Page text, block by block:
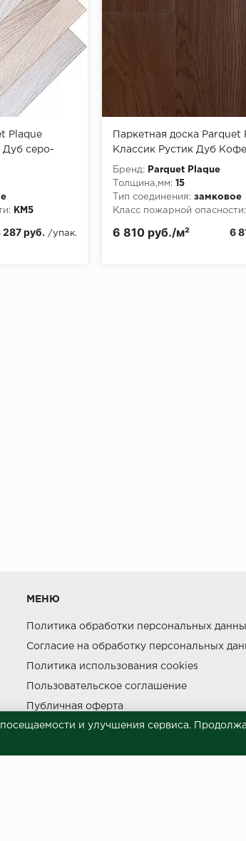
Plaque
Дуб серо-
КМ5
287 руб. /упак.
Паркетная доска Parquet
Классик Рустик Дуб Кофе
(15х150х400-2000)
Бренд:
Parquet Plaque
Толщина,мм: 15
Тип соединения: замковое
Класс пожарной опасности:
6 810 руб./м² 6
МЕНЮ
Политика обработки персональных
Согласие на обработку персональных
Политика использования cookies
Пользовательское соглашение
Публичная оферта
Сведения о продавце (реквизиты)
и улучшения сервиса.